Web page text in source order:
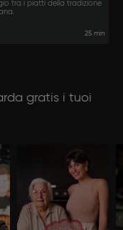
tra i piatti della tradizione
25 min
gratis i tuoi